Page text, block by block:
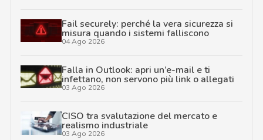
Fail securely: perché la vera sicurezza si
misura quando i sistemi falliscono
04 Ago 2026
Falla in Outlook: apri un’e-mail e ti
infettano, non servono più link o allegati
03 Ago 2026
CISO tra svalutazione del mercato e
realismo industriale
03 Ago 2026